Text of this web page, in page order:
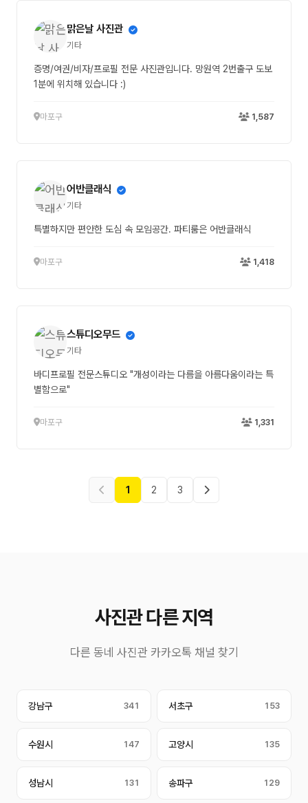
맑은날 사진관
기타
증명/여권/비자/프로필 전문 사진관입니다. 망원역 2번출구 도보
1분에 위치해 있습니다 :)
마포구 1,587
어반클래식
기타
특별하지만 편안한 도심 속 모임공간. 파티룸은 어반클래식
마포구 1,418
스튜디오무드
기타
바디프로필 전문스튜디오 "개성이라는 다름을 아름다움이라는 특
별함으로"
마포구 1,331
1 2 3
사진관 다른 지역
다른 동네 사진관 카카오톡 채널 찾기
강남구 341 서초구 153
수원시 147 고양시 135
성남시 131 송파구 129